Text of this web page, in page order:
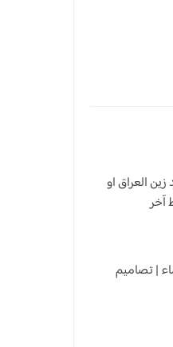
العراق او
آخر
| تصاميم